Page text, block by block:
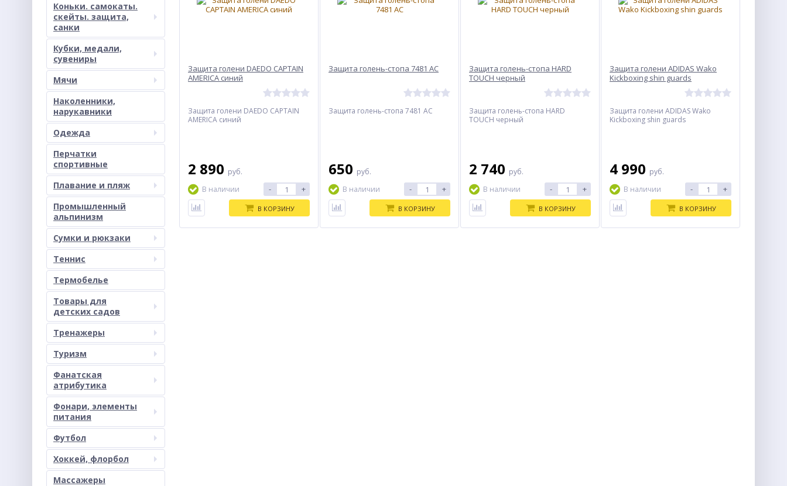
Коньки. самокаты.
скейты. защита,
санки
Кубки, медали,
сувениры
Мячи
Наколенники,
нарукавники
Одежда
Перчатки
спортивные
Плавание и пляж
Промышленный
альпинизм
Сумки и рюкзаки
Теннис
Термобелье
Товары для
детских садов
Тренажеры
Туризм
Фанатская
атрибутика
Фонари, элементы
питания
Футбол
Хоккей, флорбол
Массажеры
Защита голени DAEDO CAPTAIN
AMERICA синий
Защита голени DAEDO CAPTAIN
AMERICA синий
2 890 руб.
В наличии
- +
В КОРЗИНУ
Защита голень-стопа 7481 AC
Защита голень-стопа 7481 AC
650 руб.
В наличии
- +
В КОРЗИНУ
Защита голень-стопа HARD
TOUCH черный
Защита голень-стопа HARD
TOUCH черный
2 740 руб.
В наличии
- +
В КОРЗИНУ
Защита голени ADIDAS Wako
Kickboxing shin guards
Защита голени ADIDAS Wako
Kickboxing shin guards
4 990 руб.
В наличии
- +
В КОРЗИНУ